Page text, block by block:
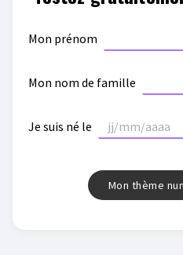
Mon prénom
Mon nom de famille
Je suis né le